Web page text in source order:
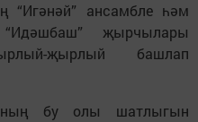
“Игәнәй” ансамбле һәм
“Идәшбаш” җырчылары
җырлый башлап
бу олы шатлыгын